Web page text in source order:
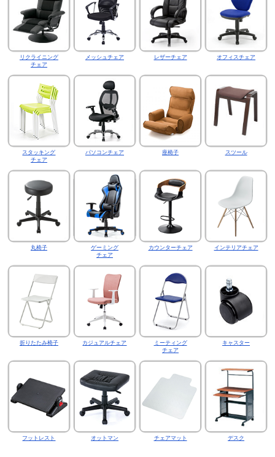
リクライニング
チェア
メッシュチェア レザーチェア オフィスチェア
スタッキング
チェア
パソコンチェア 座椅子 スツール
丸椅子
ゲーミング
チェア
カウンターチェア インテリアチェア
折りたたみ椅子 カジュアルチェア
ミーティング
チェア
キャスター
フットレスト オットマン チェアマット デスク